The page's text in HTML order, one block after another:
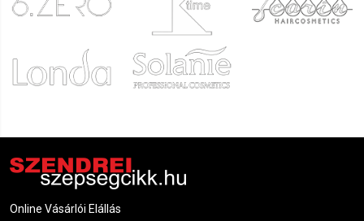
Online Vásárlói Elállás